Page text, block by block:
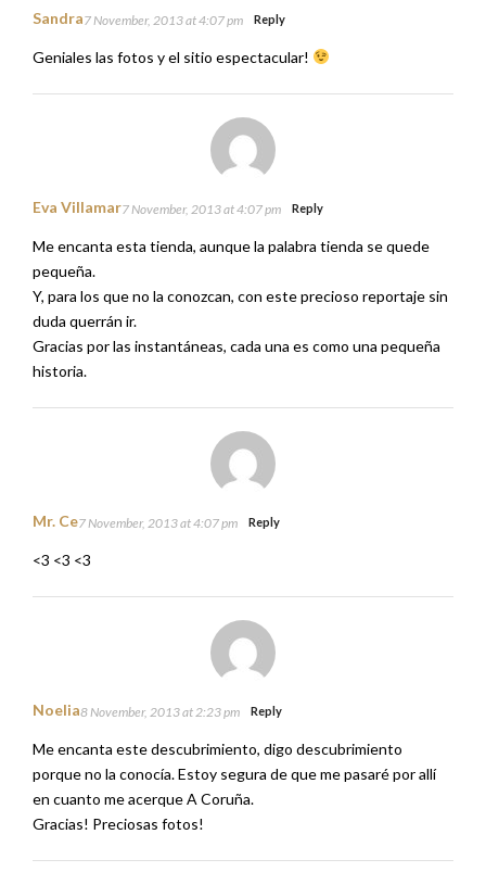
Sandra7 November, 2013 at 4:07 pm Reply
Geniales las fotos y el sitio espectacular!
Eva Villamar7 November, 2013 at 4:07 pm Reply
Me encanta esta tienda, aunque la palabra tienda se quede
pequeña.
Y, para los que no la conozcan, con este precioso reportaje sin
duda querrán ir.
Gracias por las instantáneas, cada una es como una pequeña
historia.
Mr. Ce7 November, 2013 at 4:07 pm Reply
<3 <3 <3
Noelia8 November, 2013 at 2:23 pm Reply
Me encanta este descubrimiento, digo descubrimiento
porque no la conocía. Estoy segura de que me pasaré por allí
en cuanto me acerque A Coruña.
Gracias! Preciosas fotos!